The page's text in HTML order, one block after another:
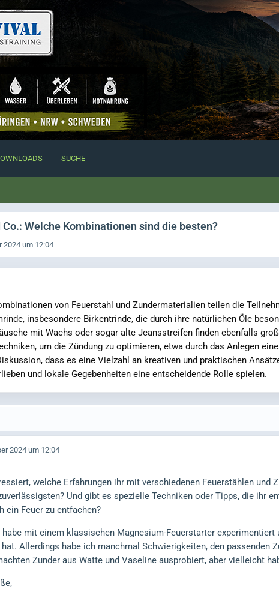
SUCHE
Welche Kombinationen sind die besten?
2024 um 12:04
von Feuerstahl und Zundermaterialien teilen die
insbesondere Birkentrinde, die durch ihre natürlichen Öle
mit Wachs oder sogar alte Jeansstreifen finden ebenfalls
um die Zündung zu optimieren, etwa durch das Anlegen
dass es eine Vielzahl an kreativen und praktischen
und lokale Gegebenheiten eine entscheidende Rolle spielen.
2024 um 12:04
welche Erfahrungen ihr mit verschiedenen Feuerstählen
Und gibt es spezielle Techniken oder Tipps, die ihr
ein Feuer zu entfachen?
mit einem klassischen Magnesium-Feuerstarter
hat. Allerdings habe ich manchmal Schwierigkeiten, den passenden
Zunder aus Watte und Vaseline ausprobiert, aber vielleicht